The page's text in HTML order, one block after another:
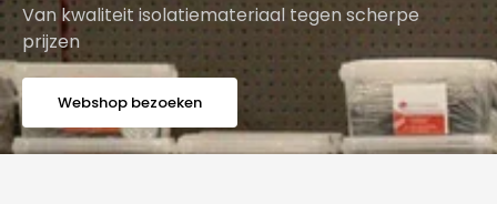
Van kwaliteit isolatiemateriaal tegen scherpe
prijzen
Webshop bezoeken